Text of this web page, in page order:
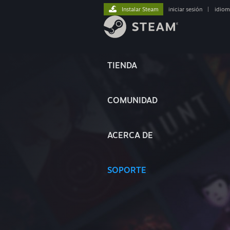
TIENDA
COMUNIDAD
ACERCA DE
SOPORTE
Instalar Steam iniciar sesión